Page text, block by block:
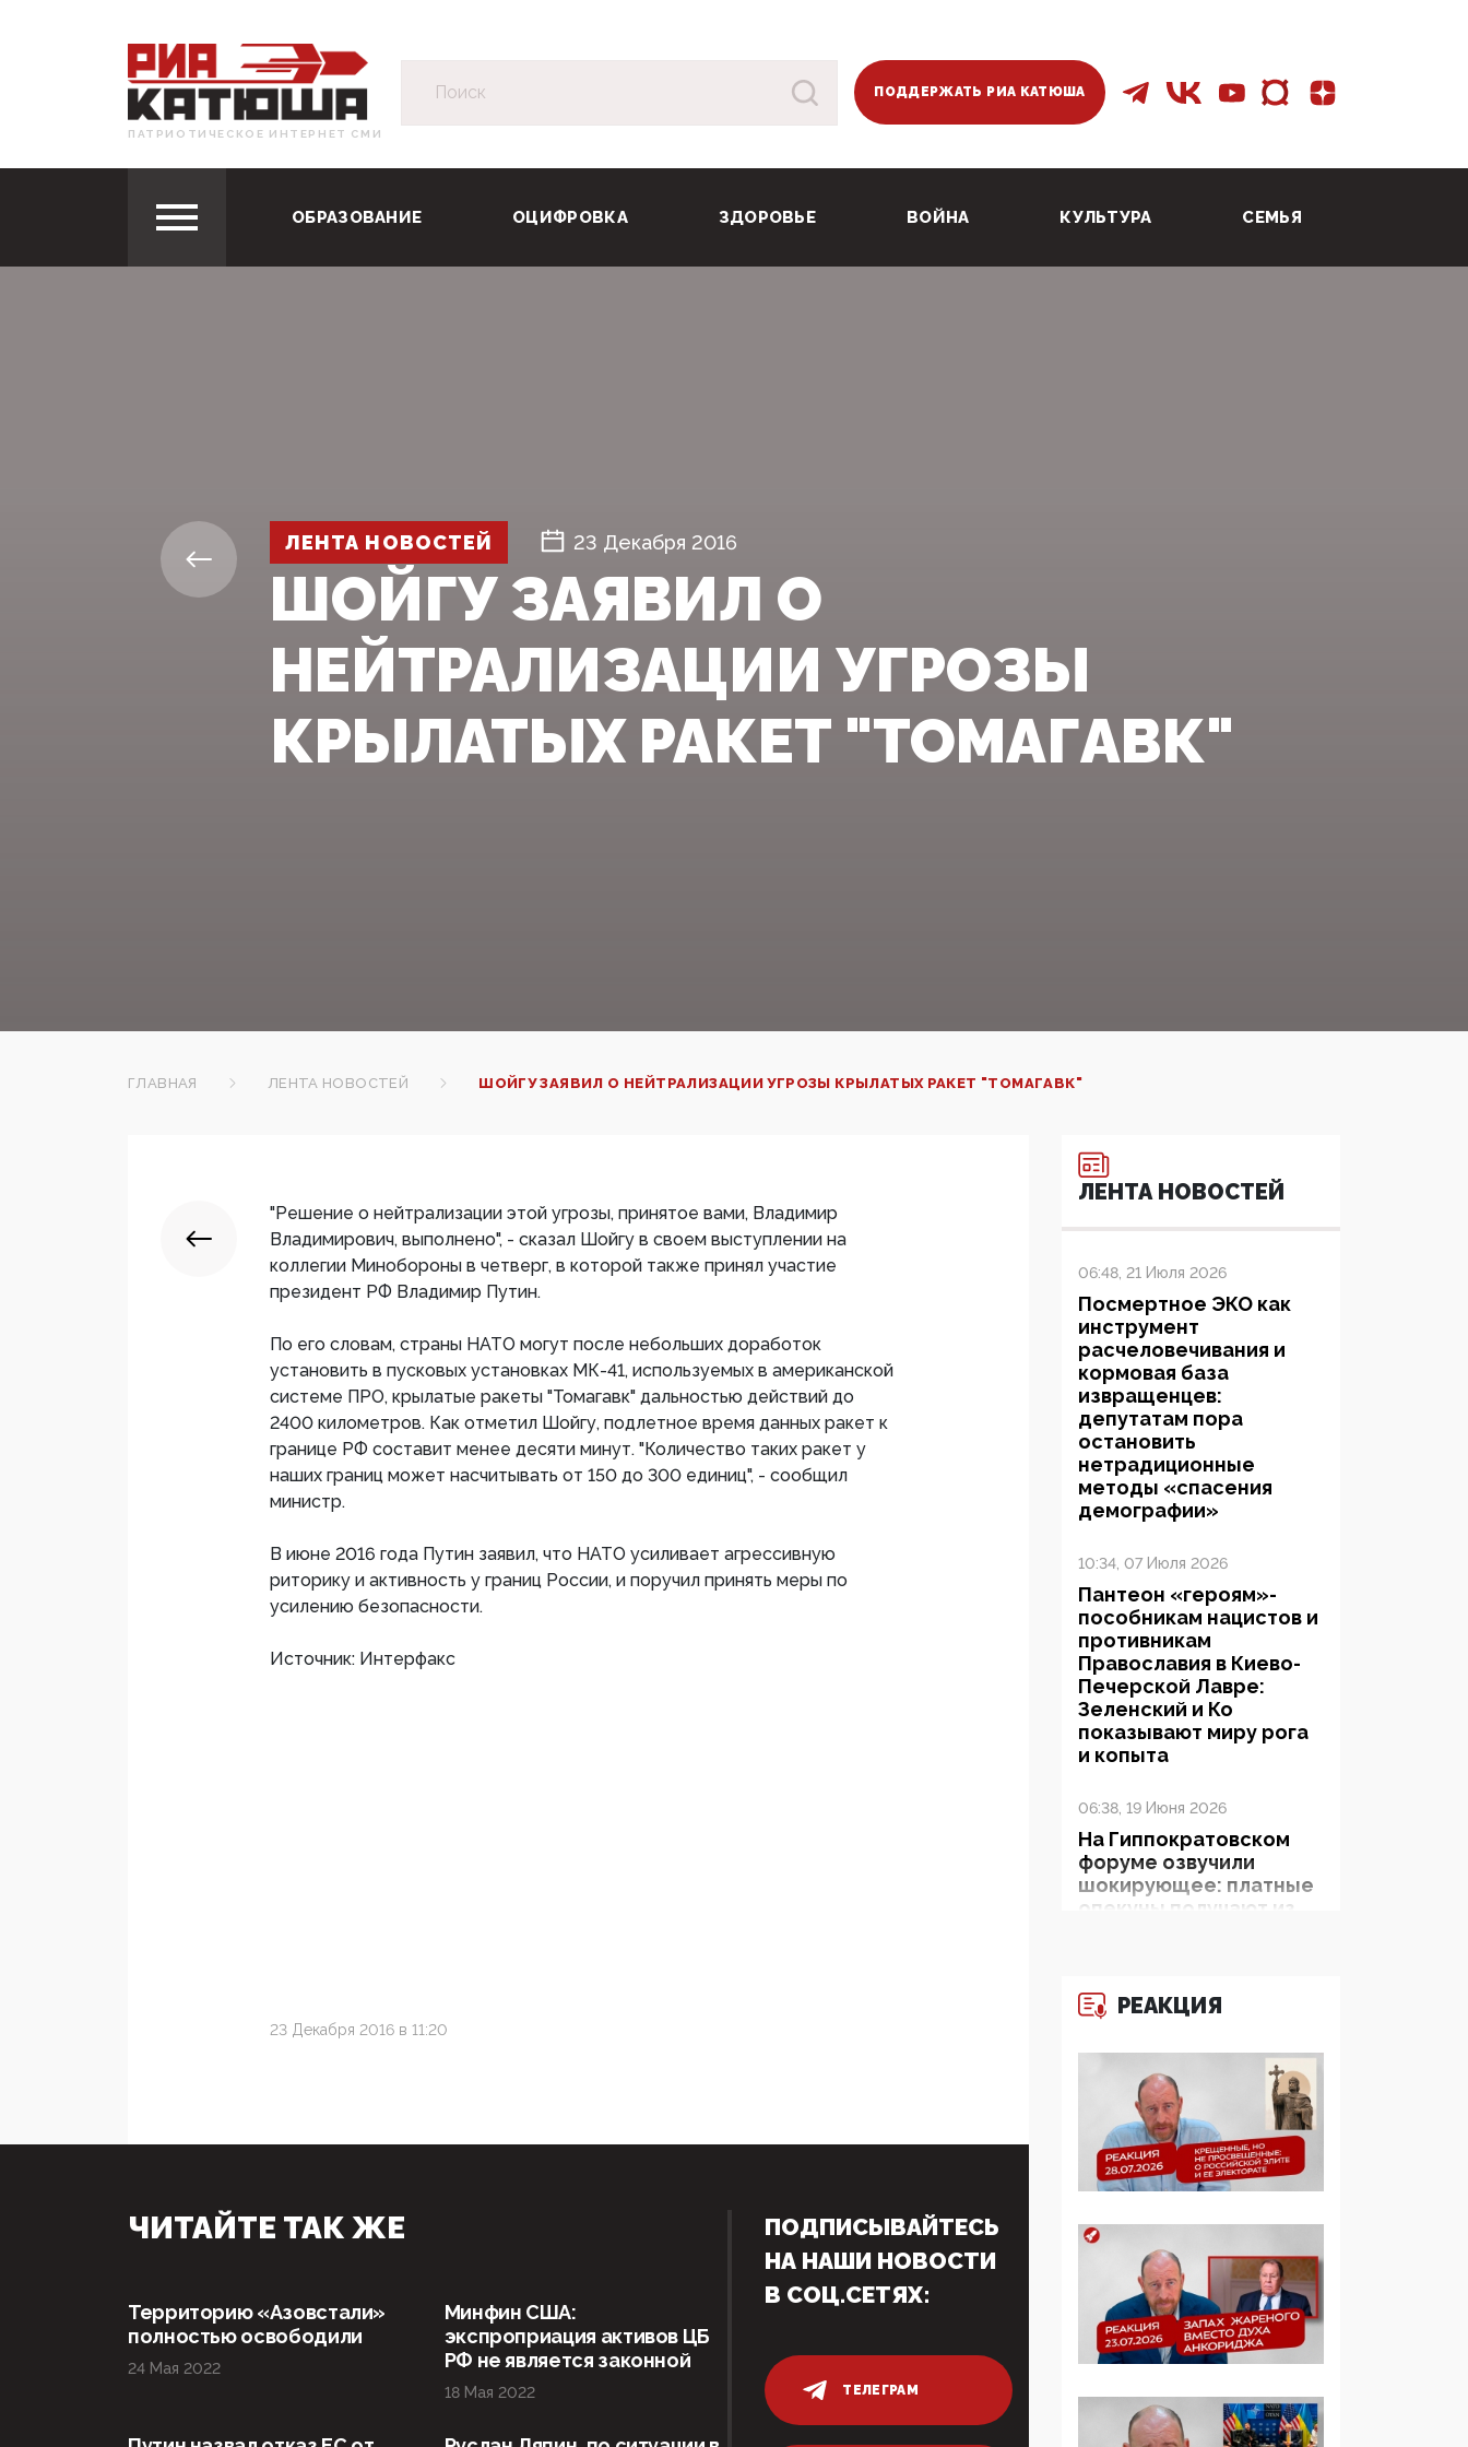
ПАТРИОТИЧЕСКОЕ ИНТЕРНЕТ СМИ
ПОДДЕРЖАТЬ РИА КАТЮША
ОБРАЗОВАНИЕ ОЦИФРОВКА ЗДОРОВЬЕ ВОЙНА КУЛЬТУРА СЕМЬЯ
ЛЕНТА НОВОСТЕЙ 23 Декабря 2016
ШОЙГУ ЗАЯВИЛ О
НЕЙТРАЛИЗАЦИИ УГРОЗЫ
КРЫЛАТЫХ РАКЕТ "ТОМАГАВК"
ГЛАВНАЯ ЛЕНТА НОВОСТЕЙ ШОЙГУ ЗАЯВИЛ О НЕЙТРАЛИЗАЦИИ УГРОЗЫ КРЫЛАТЫХ РАКЕТ "ТОМАГАВК"
"Решение о нейтрализации этой угрозы, принятое вами, Владимир
Владимирович, выполнено", - сказал Шойгу в своем выступлении на
коллегии Минобороны в четверг, в которой также принял участие
президент РФ Владимир Путин.
По его словам, страны НАТО могут после небольших доработок
установить в пусковых установках МК-41, используемых в американской
системе ПРО, крылатые ракеты "Томагавк" дальностью действий до
2400 километров. Как отметил Шойгу, подлетное время данных ракет к
границе РФ составит менее десяти минут. "Количество таких ракет у
наших границ может насчитывать от 150 до 300 единиц", - сообщил
министр.
В июне 2016 года Путин заявил, что НАТО усиливает агрессивную
риторику и активность у границ России, и поручил принять меры по
усилению безопасности.
Источник: Интерфакс
23 Декабря 2016 в 11:20
ЛЕНТА НОВОСТЕЙ
06:48, 21 Июля 2026
Посмертное ЭКО как
инструмент
расчеловечивания и
кормовая база
извращенцев:
депутатам пора
остановить
нетрадиционные
методы «спасения
демографии»
10:34, 07 Июля 2026
Пантеон «героям»-
пособникам нацистов и
противникам
Православия в Киево-
Печерской Лавре:
Зеленский и Ко
показывают миру рога
и копыта
06:38, 19 Июня 2026
На Гиппократовском
форуме озвучили
шокирующее: платные
опекуны получают из
Обществознания под
редакцией Медведева:
суверенитет,
традиционные
ценности и немного
двоемыслия
11:53, 09 Июня 2026
Прокуратура наконец
увидела
экстремистскую
деятельность ИИТО
цифроглобалисты
продолжают
РЕАКЦИЯ
ЧИТАЙТЕ ТАК ЖЕ
Территорию «Азовстали»
полностью освободили
24 Мая 2022
Минфин США:
экспроприация активов ЦБ
РФ не является законной
18 Мая 2022
ПОДПИСЫВАЙТЕСЬ
НА НАШИ НОВОСТИ
В СОЦ.СЕТЯХ:
ТЕЛЕГРАМ